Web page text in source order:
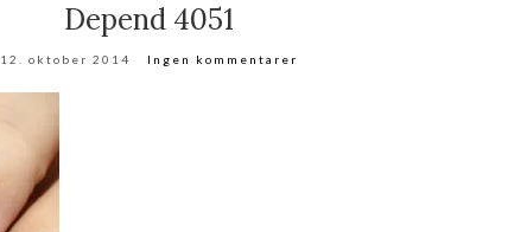
Depend 4051
12. oktober 2014 Ingen kommentarer